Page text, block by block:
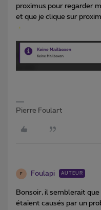
proximus pour regarder
et que je clique sur
Pierre Foulart
F Foulapi AUTEUR
Bonsoir, il semblerait
étaient causés par un